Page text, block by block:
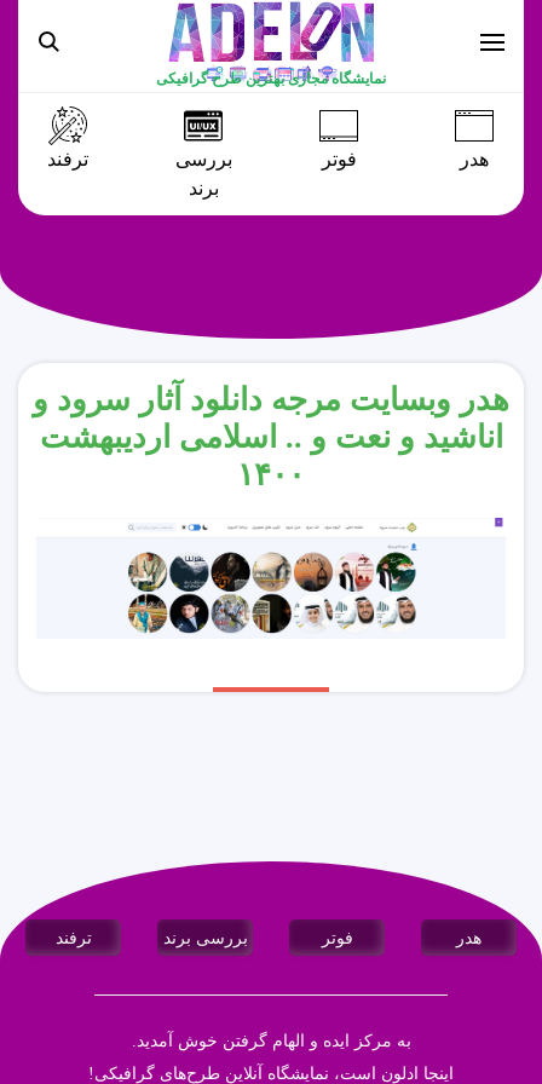
نمایشگاه مجازی بهترین طرح گرافیکی
هدر فوتر
بررسی
برند
ترفند
هدر وبسایت مرجه دانلود آثار سرود و
اناشید و نعت و .. اسلامی اردیبهشت
۱۴۰۰
هدر فوتر بررسی برند ترفند
به مرکز ایده و الهام گرفتن خوش آمدید.
اینجا ادلون است، نمایشگاه آنلاین طرح‌های گرافیکی!